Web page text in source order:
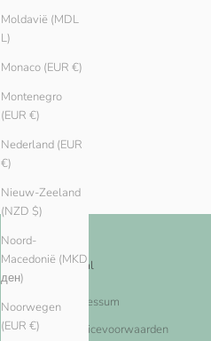
Moldavië (MDL
L)
Monaco (EUR €)
Montenegro
(EUR €)
Nederland (EUR
€)
Nieuw-Zeeland
(NZD $)
Noord-
Macedonië (MKD
ден)
Noorwegen
(EUR €)
Legal
Impressum
Servicevoorwaarden